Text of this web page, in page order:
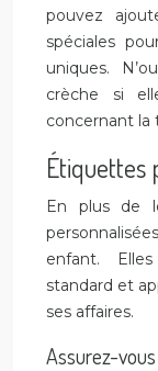
pouvez
spéciales
uniques.
crèche si
concernant la
Étiquettes
En plus de
enfant.
standard et
ses affaires.
Assurez-